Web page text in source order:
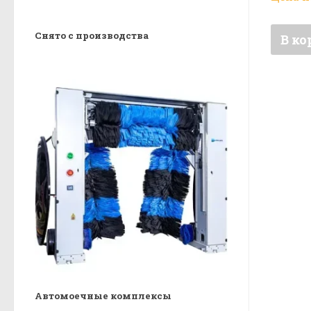
В
Снято с производства
Автомоечные комплексы